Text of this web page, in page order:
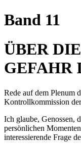
Band 11
ÜBER
GEFAHR
Rede auf dem Plenum
Kontrollkommission
Ich glaube, Genossen,
persönlichen
interessierende Frage